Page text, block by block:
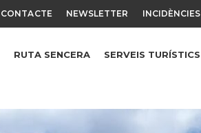
CONTACTE NEWSLETTER INCIDÈNCIES
RUTA SENCERA SERVEIS TURÍSTICS